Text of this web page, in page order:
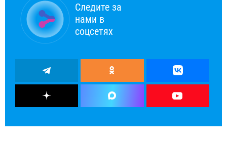
Следите за
нами в
соцсетях